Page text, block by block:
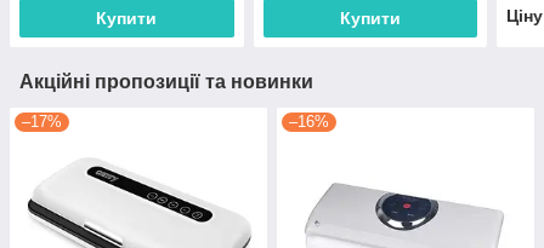
Купити Купити
Акційні пропозиції та новинки
–17% –16%